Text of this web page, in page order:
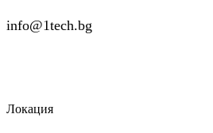
info@1tech.bg
Локация